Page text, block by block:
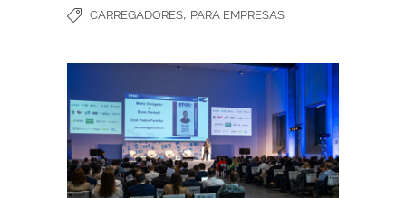
CARREGADORES, PARA EMPRESAS